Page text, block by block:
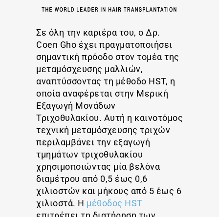
Σε όλη την καριέρα του, ο Δρ.
Coen Gho έχει πραγματοποιήσει
σημαντική πρόοδο στον τομέα της
μεταμόσχευσης μαλλιών,
αναπτύσσοντας τη μέθοδο HST, η
οποία αναφέρεται στην Μερική
Εξαγωγή Μονάδων
Τριχοθυλακίου. Αυτή η καινοτόμος
τεχνική μεταμόσχευσης τριχών
περιλαμβάνει την εξαγωγή
τμημάτων τριχοθυλακίου
χρησιμοποιώντας μία βελόνα
διαμέτρου από 0,5 έως 0,6
χιλιοστών και μήκους από 5 έως 6
χιλιοστά. Η μέθοδος HST